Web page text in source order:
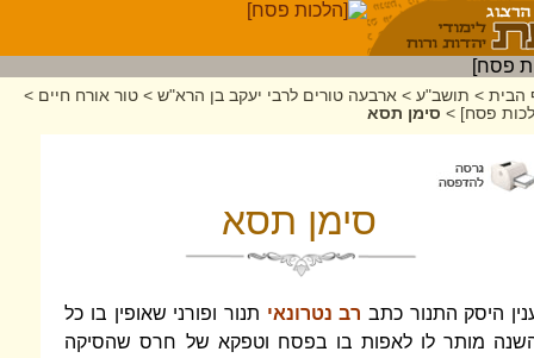
הבית > תושב"ע > ארבעה טורים לרבי יעקב בן הרא"ש > טור אורח חיים >
פסח] > סימן תסא
סימן תסא
היסק התנור כתב רב נטרונאי תנור ופורני שאופין בו כל
מותר לו לאפות בו בפסח וטפקא של חרס שהסיקה